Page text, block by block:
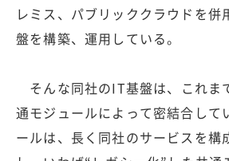
レミス、パブリッククラウドを併
盤を構築、運用している。
そんな同社のIT基盤は、これま
通モジュールによって密結合して
ールは、長く同社のサービスを構